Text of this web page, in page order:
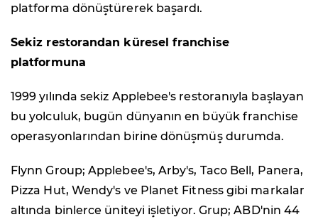
platforma dönüştürerek başardı.
Sekiz restorandan küresel franchise
platformuna
1999 yılında sekiz Applebee's restoranıyla başlayan
bu yolculuk, bugün dünyanın en büyük franchise
operasyonlarından birine dönüşmüş durumda.
Flynn Group; Applebee's, Arby's, Taco Bell, Panera,
Pizza Hut, Wendy's ve Planet Fitness gibi markalar
altında binlerce üniteyi işletiyor. Grup; ABD'nin 44